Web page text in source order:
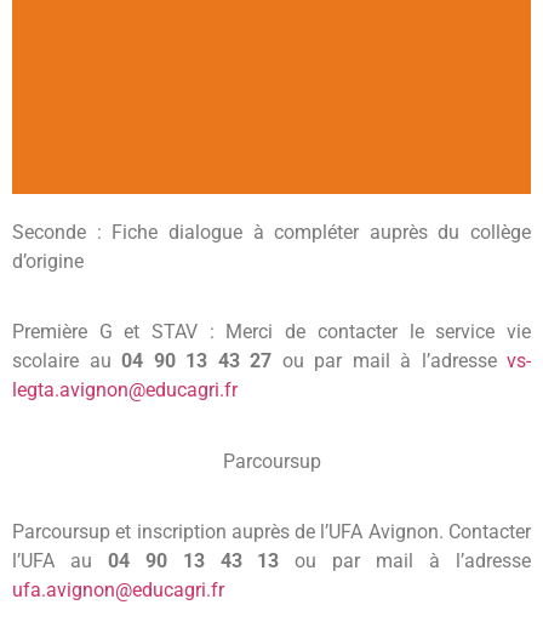
Seconde : Fiche dialogue à compléter auprès du collège
d’origine
Première G et STAV : Merci de contacter le service vie
scolaire au 04 90 13 43 27 ou par mail à l’adresse vs-
legta.avignon@educagri.fr
Parcoursup
Parcoursup et inscription auprès de l’UFA Avignon. Contacter
l’UFA au 04 90 13 43 13 ou par mail à l’adresse
ufa.avignon@educagri.fr